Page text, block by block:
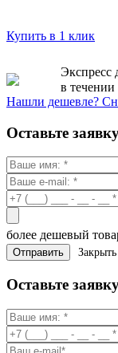
Купить в 1 клик
Экспресс
в течении
Нашли дешевле?
Оставьте
более дешевый
Закрыть
Оставьте